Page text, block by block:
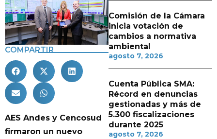
COMPARTIR
AES Andes y Cencosud
firmaron un nuevo
Comisión de la Cámara
inicia votación de
cambios a normativa
ambiental
agosto 7, 2026
Cuenta Pública SMA:
Récord en denuncias
gestionadas y más de
5.300 fiscalizaciones
durante 2025
agosto 7, 2026